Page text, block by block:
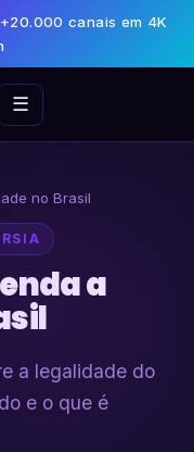
canais em 4K
☰
no Brasil
a
a legalidade do
e o que é